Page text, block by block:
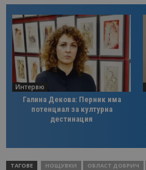
Интервю
Галина Декова: Перник има
потенциал за културна
дестинация
ТАГОВЕ НОЩУВКИ ОБЛАСТ ДОБРИЧ